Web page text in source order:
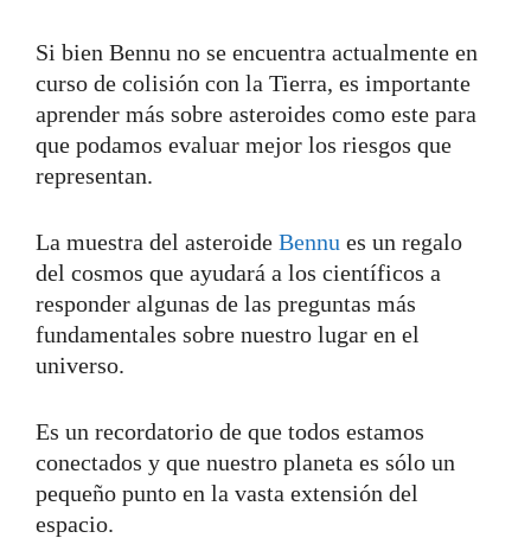
Si bien Bennu no se encuentra actualmente en
curso de colisión con la Tierra, es importante
aprender más sobre asteroides como este para
que podamos evaluar mejor los riesgos que
representan.
La muestra del asteroide Bennu es un regalo
del cosmos que ayudará a los científicos a
responder algunas de las preguntas más
fundamentales sobre nuestro lugar en el
universo.
Es un recordatorio de que todos estamos
conectados y que nuestro planeta es sólo un
pequeño punto en la vasta extensión del
espacio.